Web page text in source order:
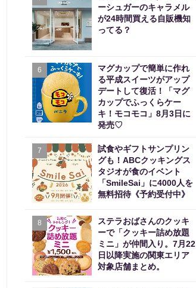
ーシュガーのキャラメル
が24時間買える自販機知
ってる？
6
マグカップで簡単に作れ
る平成スイーツがアップ
デートして復活！「マグ
カップでふっくらケー
キ！モコモコ」8月3日に
発売♡
7
試食やギフトサンプリン
グも！ABCクッキングス
タジオが食のイベント
「SmileSai」に4000人を
無料招待《予約受付中》
8
ステラおばさんのクッキ
ーで「クッキー詰め放題
ミニ」が仲間入り。7月22
日以降実施の関東エリア
対象店舗まとめ。